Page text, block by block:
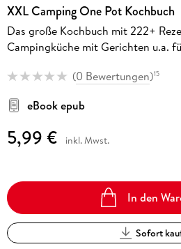
XXL Camping One Pot Kochbuch
Das große Kochbuch mit 222+
Campingküche mit Gerichten u.a.
(0 Bewertungen)15
eBook epub
5,99 € inkl. Mwst.
In den
Sofort